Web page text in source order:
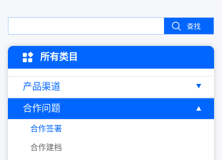
查找
所有类目
产品渠道
合作问题
合作签署
合作建档